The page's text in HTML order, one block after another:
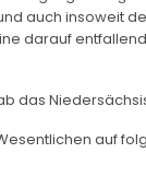
auch insoweit
darauf
das
auf